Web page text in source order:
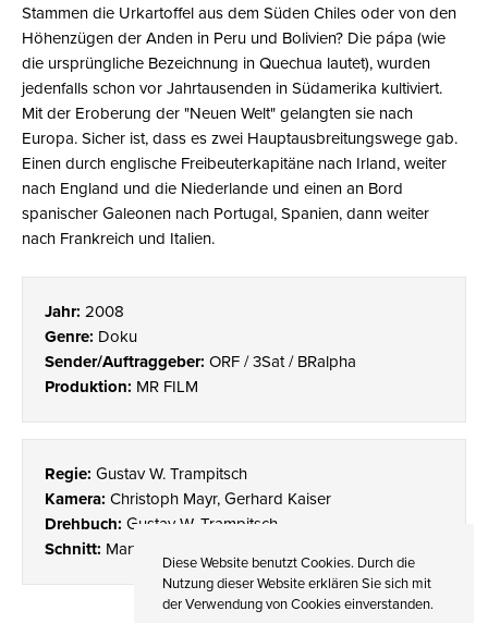
Diese Website benutzt Cookies. Durch die
Nutzung dieser Website erklären Sie sich mit
der Verwendung von Cookies einverstanden.
Stammen die Urkartoffel aus dem Süden Chiles oder von den
Höhenzügen der Anden in Peru und Bolivien? Die pápa (wie
die ursprüngliche Bezeichnung in Quechua lautet), wurden
jedenfalls schon vor Jahrtausenden in Südamerika kultiviert.
Mit der Eroberung der "Neuen Welt" gelangten sie nach
Europa. Sicher ist, dass es zwei Hauptausbreitungswege gab.
Einen durch englische Freibeuterkapitäne nach Irland, weiter
nach England und die Niederlande und einen an Bord
spanischer Galeonen nach Portugal, Spanien, dann weiter
nach Frankreich und Italien.
Jahr: 2008
Genre: Doku
Sender/Auftraggeber: ORF / 3Sat / BRalpha
Produktion: MR FILM
Regie: Gustav W. Trampitsch
Kamera: Christoph Mayr, Gerhard Kaiser
Drehbuch: Gustav W. Trampitsch
Schnitt: Martin Matusiak